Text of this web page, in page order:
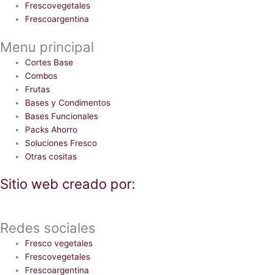
Frescovegetales
Frescoargentina
Menu principal
Cortes Base
Combos
Frutas
Bases y Condimentos
Bases Funcionales
Packs Ahorro
Soluciones Fresco
Otras cositas
Sitio web creado por:
Redes sociales
Fresco vegetales
Frescovegetales
Frescoargentina